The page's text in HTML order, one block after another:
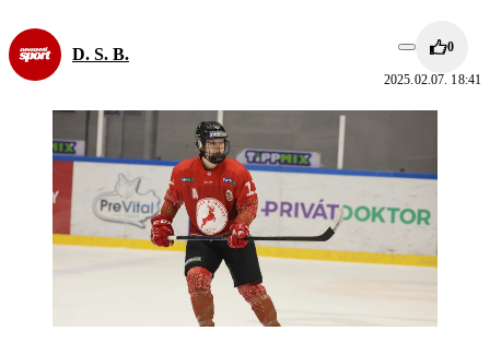
D. S. B. 0
2025.02.07. 18:41